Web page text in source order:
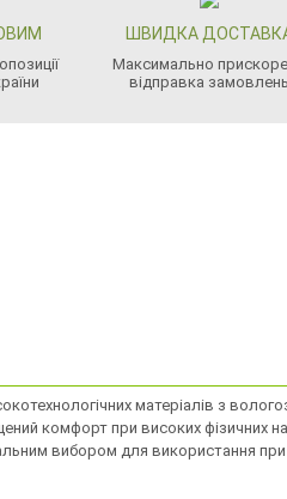
ШВИДКА
Максимально
відправка замовлень
матеріалів з
комфорт при високих фізичних
вибором для використання